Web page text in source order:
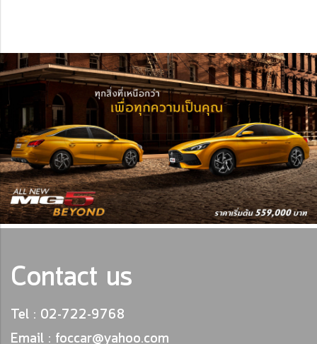
Contact us
Tel : 02-722-9768
Email : foccar@yahoo.com